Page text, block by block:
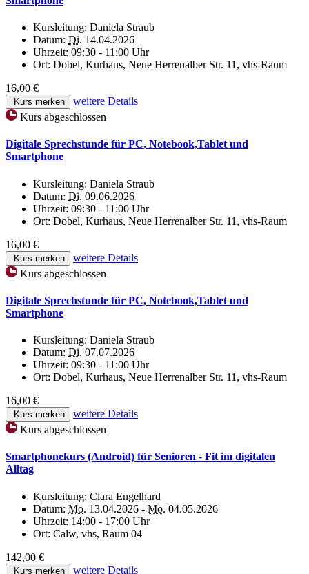
Kursleitung: Daniela Straub
Datum: Di. 14.04.2026
Uhrzeit: 09:30 - 11:00 Uhr
Ort: Dobel, Kurhaus, Neue Herrenalber Str. 11, vhs-Raum
16,00 €
Kurs merken
weitere Details
Kurs abgeschlossen
Digitale Sprechstunde für PC, Notebook,Tablet und
Smartphone
Kursleitung: Daniela Straub
Datum: Di. 09.06.2026
Uhrzeit: 09:30 - 11:00 Uhr
Ort: Dobel, Kurhaus, Neue Herrenalber Str. 11, vhs-Raum
16,00 €
Kurs merken
weitere Details
Kurs abgeschlossen
Digitale Sprechstunde für PC, Notebook,Tablet und
Smartphone
Kursleitung: Daniela Straub
Datum: Di. 07.07.2026
Uhrzeit: 09:30 - 11:00 Uhr
Ort: Dobel, Kurhaus, Neue Herrenalber Str. 11, vhs-Raum
16,00 €
Kurs merken
weitere Details
Kurs abgeschlossen
Smartphonekurs (Android) für Senioren - Fit im digitalen
Alltag
Kursleitung: Clara Engelhard
Datum: Mo. 13.04.2026 - Mo. 04.05.2026
Uhrzeit: 14:00 - 17:00 Uhr
Ort: Calw, vhs, Raum 04
142,00 €
Kurs merken weitere Details